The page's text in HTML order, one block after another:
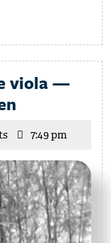
viola —
magistrales
de
viola
—
Isabelle
Lequien
7:49 pm